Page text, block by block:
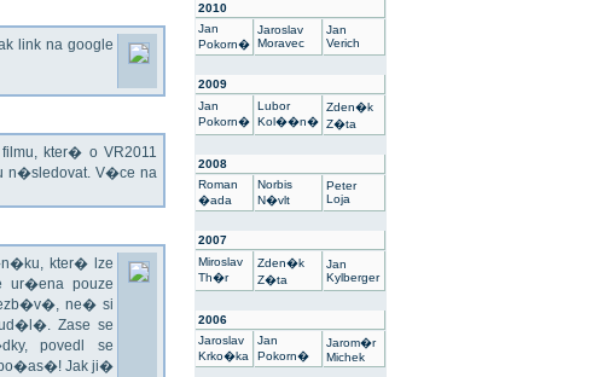
link na google
kter� o VR2011
n�sledovat. V�ce na
kter� lze
ur�ena pouze
ne� si
Zase se
povedl se
Jak ji�
2010
Jan
Pokorn�
Jaroslav
Moravec
Jan
Verich
2009
Jan
Pokorn�
Lubor
Kol��n�
Zden�k
Z�ta
2008
Roman
�ada
Norbis
N�vlt
Peter
Loja
2007
Miroslav
Th�r
Zden�k
Z�ta
Jan
Kylberger
2006
Jaroslav
Krko�ka
Jan
Pokorn�
Jarom�r
Michek